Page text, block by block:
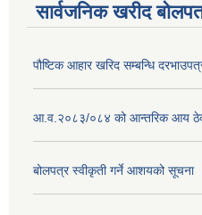
सार्वजनिक खरीद
पौष्टिक आहार खरिद सम्बन्धि
आ.व.२०८३/०८४ को आन्तरिक आय
बोलपत्र स्वीकृती गर्ने आशयको सूचना